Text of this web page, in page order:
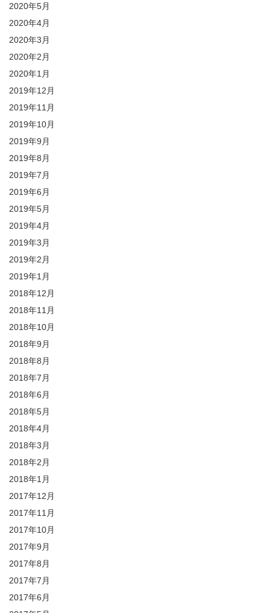
2020年5月
2020年4月
2020年3月
2020年2月
2020年1月
2019年12月
2019年11月
2019年10月
2019年9月
2019年8月
2019年7月
2019年6月
2019年5月
2019年4月
2019年3月
2019年2月
2019年1月
2018年12月
2018年11月
2018年10月
2018年9月
2018年8月
2018年7月
2018年6月
2018年5月
2018年4月
2018年3月
2018年2月
2018年1月
2017年12月
2017年11月
2017年10月
2017年9月
2017年8月
2017年7月
2017年6月